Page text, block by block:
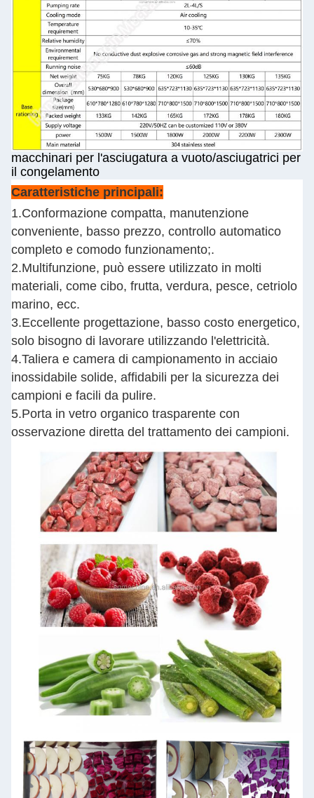
macchinari per l'asciugatura a vuoto/asciugatrici per
il congelamento
Caratteristiche principali:
1.Conformazione compatta, manutenzione
conveniente, basso prezzo, controllo automatico
completo e comodo funzionamento;.
2.Multifunzione, può essere utilizzato in molti
materiali, come cibo, frutta, verdura, pesce, cetriolo
marino, ecc.
3.Eccellente progettazione, basso costo energetico,
solo bisogno di lavorare utilizzando l'elettricità.
4.Taliera e camera di campionamento in acciaio
inossidabile solide, affidabili per la sicurezza dei
campioni e facili da pulire.
5.Porta in vetro organico trasparente con
osservazione diretta del trattamento dei campioni.